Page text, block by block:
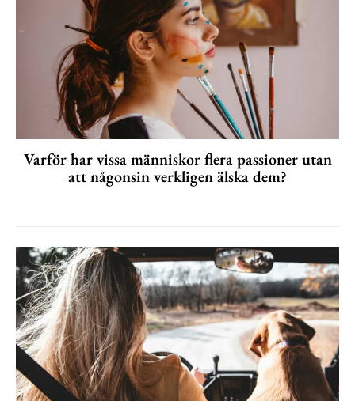
Varför har vissa människor flera passioner utan
att någonsin verkligen älska dem?